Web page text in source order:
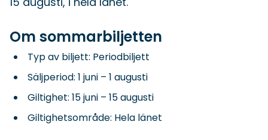
Om sommarbiljetten
Typ av biljett: Periodbiljett
Säljperiod: 1 juni – 1 augusti
Giltighet: 15 juni – 15 augusti
Giltighetsområde: Hela länet